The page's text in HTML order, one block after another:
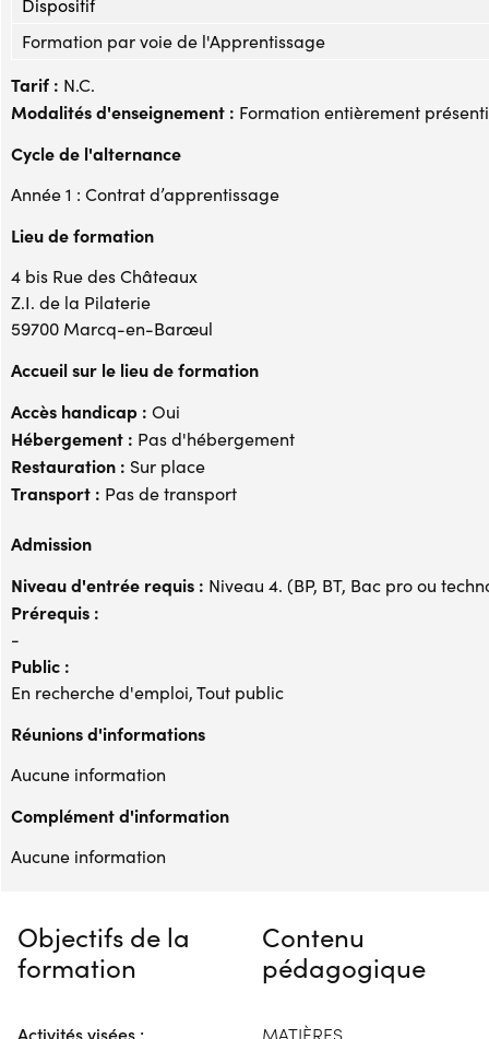
Dispositif
Formation par voie de l'Apprentissage
Tarif : N.C.
Modalités d'enseignement : Formation entièrement
Cycle de l'alternance
Année 1 : Contrat d’apprentissage
Lieu de formation
4 bis Rue des Châteaux
Z.I. de la Pilaterie
59700 Marcq-en-Barœul
Accueil sur le lieu de formation
Accès handicap : Oui
Hébergement : Pas d'hébergement
Restauration : Sur place
Transport : Pas de transport
Admission
Niveau d'entrée requis : Niveau 4. (BP, BT, Bac pro ou
Prérequis :
-
Public :
En recherche d'emploi, Tout public
Réunions d'informations
Aucune information
Complément d'information
Aucune information
Objectifs de la
formation
Activités visées :
Contenu
pédagogique
MATIÈRES